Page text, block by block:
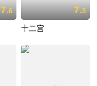
7.6 7.5
十二宫